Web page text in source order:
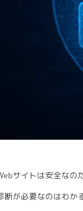
サイトは安全なの
断が必要なのはわ